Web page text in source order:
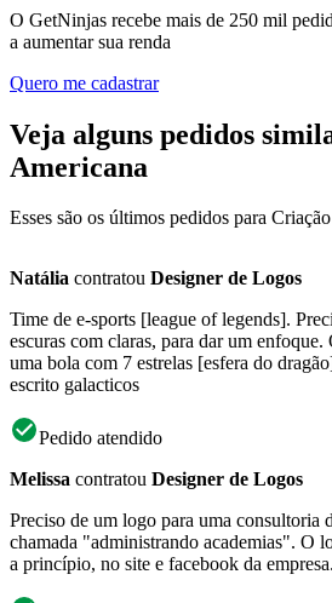
O GetNinjas recebe mais de 250 mil
a aumentar sua renda
Quero me cadastrar
Veja alguns pedidos
Americana
Esses são os últimos pedidos para
Natália contratou Designer de Logos
Time de e-sports [league of legends].
escuras com claras, para dar um enfoque.
uma bola com 7 estrelas [esfera do
escrito galacticos
Pedido atendido
Melissa contratou Designer de Logos
Preciso de um logo para uma consultoria
chamada "administrando academias". O
a princípio, no site e facebook da